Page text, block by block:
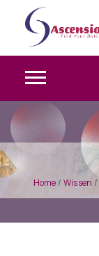
Home / Wissen /